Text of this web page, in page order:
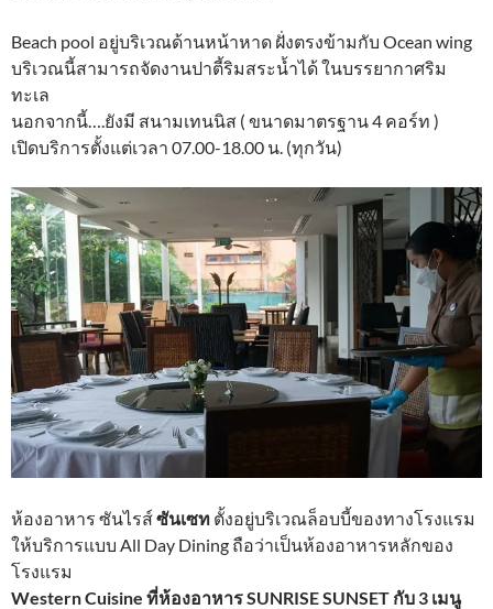
Beach pool อยู่บริเวณด้านหน้าหาด ฝั่งตรงข้ามกับ Ocean wing
บริเวณนี้สามารถจัดงานปาตี้ริมสระน้ำได้ ในบรรยากาศริม
ทะเล
นอกจากนี้….ยังมี สนามเทนนิส ( ขนาดมาตรฐาน 4 คอร์ท )
เปิดบริการตั้งแต่เวลา 07.00-18.00 น. (ทุกวัน)
ห้องอาหาร ซันไรส์ซันเซท ตั้งอยู่บริเวณล็อบบี้ของทางโรงแรม
ให้บริการแบบ All Day Dining ถือว่าเป็นห้องอาหารหลักของ
โรงแรม
Western Cuisine ที่ห้องอาหาร SUNRISE SUNSET กับ 3 เมนู